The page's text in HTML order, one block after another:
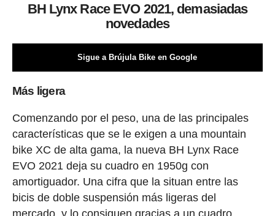
BH Lynx Race EVO 2021, demasiadas
novedades
Sigue a Brújula Bike en Google
Más ligera
Comenzando por el peso, una de las principales
características que se le exigen a una mountain
bike XC de alta gama, la nueva BH Lynx Race
EVO 2021 deja su cuadro en 1950g con
amortiguador. Una cifra que la situan entre las
bicis de doble suspensión más ligeras del
mercado, y lo consiguen gracias a un cuadro